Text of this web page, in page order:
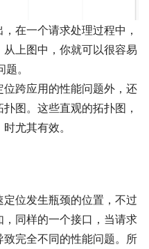
在一个请求处理过程中，
上图中，你就可以很容易
。
跨应用的性能问题外，还
图。这些直观的拓扑图，
尤其有效。
位发生瓶颈的位置，不过
同样的一个接口，当请求
完全不同的性能问题。所